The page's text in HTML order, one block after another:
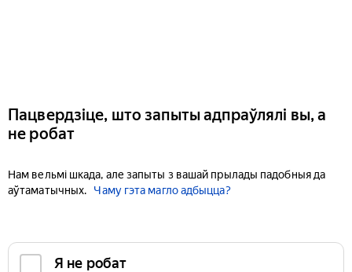
Пацвердзіце, што запыты адпраўлялі вы, а
не робат
Нам вельмі шкада, але запыты з вашай прылады падобныя да
аўтаматычных.
Чаму гэта магло адбыцца?
Я не робат